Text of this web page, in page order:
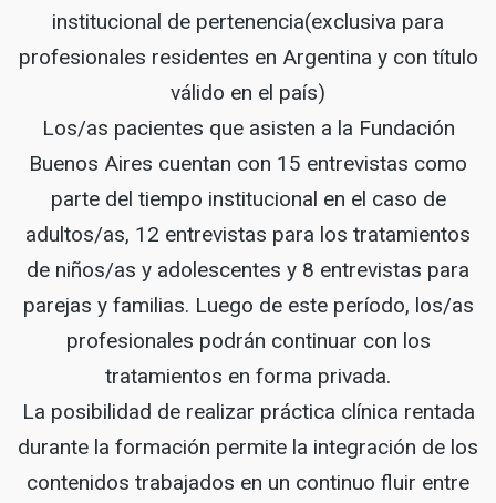
institucional de pertenencia(exclusiva para
profesionales residentes en Argentina y con título
válido en el país)
Los/as pacientes que asisten a la Fundación
Buenos Aires cuentan con 15 entrevistas como
parte del tiempo institucional en el caso de
adultos/as, 12 entrevistas para los tratamientos
de niños/as y adolescentes y 8 entrevistas para
parejas y familias. Luego de este período, los/as
profesionales podrán continuar con los
tratamientos en forma privada.
La posibilidad de realizar práctica clínica rentada
durante la formación permite la integración de los
contenidos trabajados en un continuo fluir entre